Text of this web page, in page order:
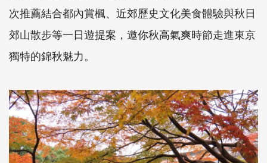
次推薦結合都內賞楓、近郊歷史文化美食體驗與秋日
郊山散步等一日遊提案，邀你秋高氣爽時節走進東京
獨特的錦秋魅力。